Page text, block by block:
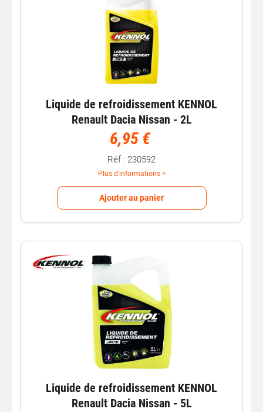
Liquide de refroidissement KENNOL
Renault Dacia Nissan - 2L
6,95 €
Réf : 230592
Plus d'informations >
Ajouter au panier
Liquide de refroidissement KENNOL
Renault Dacia Nissan - 5L